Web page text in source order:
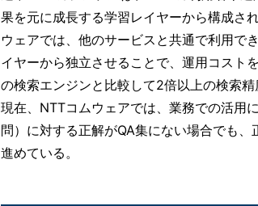
果を元に成長する学習レイヤーから構成さ
ウェアでは、他のサービスと共通で利用で
イヤーから独立させることで、運用コスト
の検索エンジンと比較して2倍以上の検索精
現在、NTTコムウェアでは、業務での活用
問）に対する正解がQA集にない場合でも
進めている。